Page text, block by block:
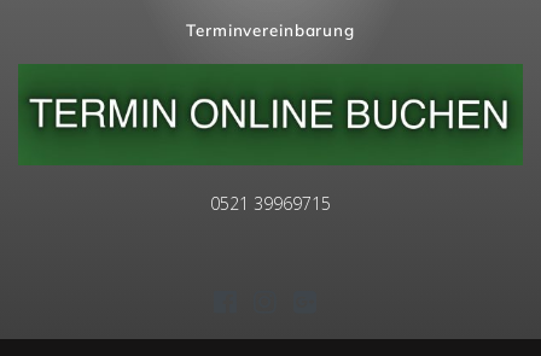
Terminvereinbarung
0521 39969715